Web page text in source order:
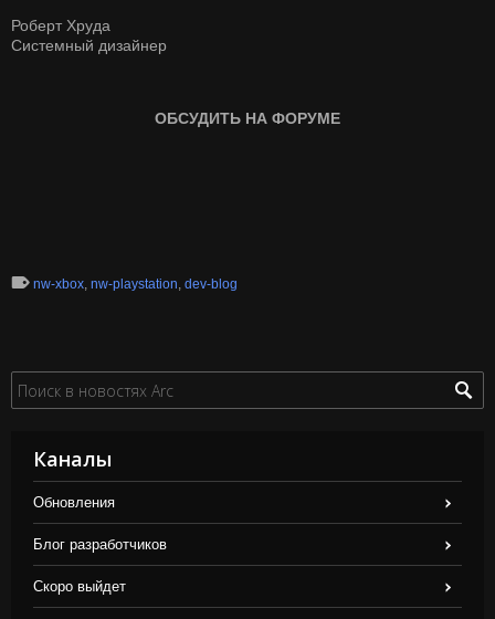
Роберт Хруда
Системный дизайнер
ОБСУДИТЬ НА ФОРУМЕ
nw-xbox, nw-playstation, dev-blog
Каналы
Обновления
Блог разработчиков
Скоро выйдет